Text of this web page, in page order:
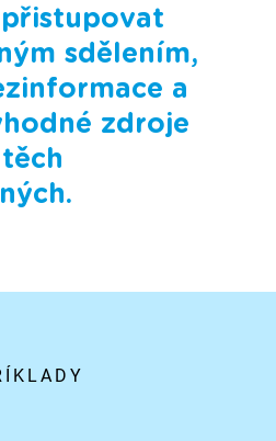
sdělením,
a
zdroje